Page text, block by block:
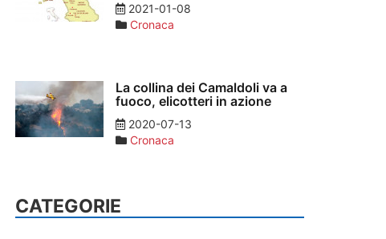
2021-01-08
Cronaca
La collina dei Camaldoli va a
fuoco, elicotteri in azione
2020-07-13
Cronaca
CATEGORIE